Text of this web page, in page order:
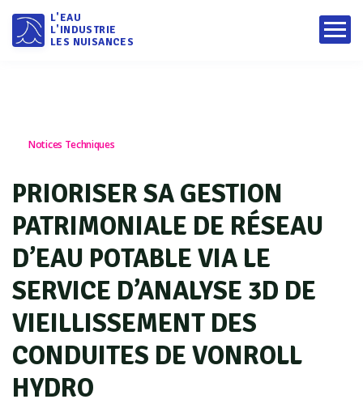
L'EAU
L'INDUSTRIE
LES NUISANCES
Notices Techniques
PRIORISER SA GESTION
PATRIMONIALE DE RÉSEAU
D’EAU POTABLE VIA LE
SERVICE D’ANALYSE 3D DE
VIEILLISSEMENT DES
CONDUITES DE VONROLL
HYDRO